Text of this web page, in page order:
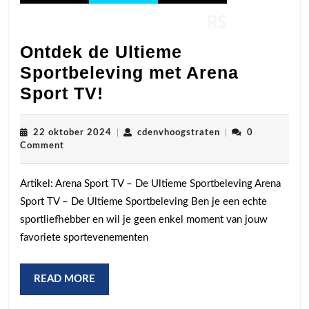
Ontdek de Ultieme
Sportbeleving met Arena
Sport TV!
de
Ultieme
met
Arena
Sport
TV!
22 oktober 2024 22
cdenvhoogstratencdenvhoogstraten
0
Comment
Artikel: Arena Sport TV – De Ultieme Sportbeleving Arena
Sport TV – De Ultieme Sportbeleving Ben je een echte
sportliefhebber en wil je geen enkel moment van jouw
favoriete sportevenementen
READ MORE
MORE